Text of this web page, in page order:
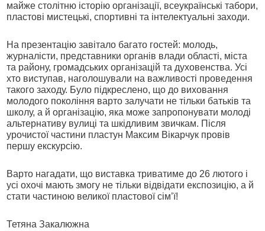
майже столітню історію організації, всеукраїнські табори,
пластові мистецькі, спортивні та інтелектуальні заходи.
На презентацію завітало багато гостей: молодь,
журналісти, представники органів влади області, міста
та району, громадських організацій та духовенства. Усі
хто виступав, наголошували на важливості проведення
такого заходу. Було підкреслено, що до виховання
молодого покоління варто залучати не тільки батьків та
школу, а й організацію, яка може запропонувати молоді
альтернативу вулиці та шкідливим звичкам. Після
урочистої частини пластун Максим Вікарчук провів
першу екскурсію.
Варто нагадати, що виставка триватиме до 26 лютого і
усі охочі мають змогу не тільки відвідати експозицію, а й
стати частиною великої пластової сім’ї!
Тетяна Закалюжна